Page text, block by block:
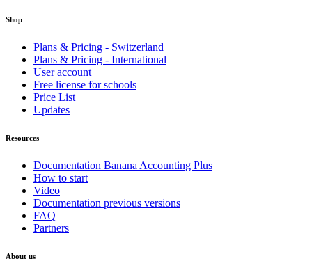
Shop
Plans & Pricing - Switzerland
Plans & Pricing - International
User account
Free license for schools
Price List
Updates
Resources
Documentation Banana Accounting Plus
How to start
Video
Documentation previous versions
FAQ
Partners
About us